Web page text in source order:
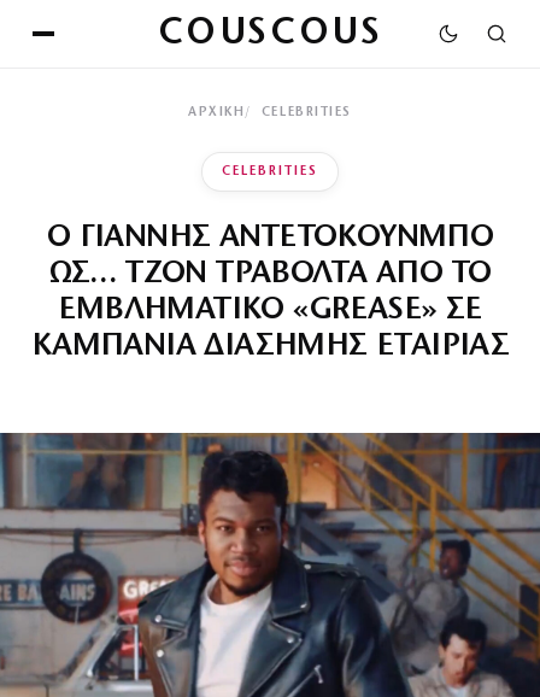
COUSCOUS
ΑΡΧΙΚΉ CELEBRITIES
CELEBRITIES
Ο ΓΙΑΝΝΗΣ ΑΝΤΕΤΟΚΟΥΝΜΠΟ
ΩΣ… ΤΖΟΝ ΤΡΑΒΟΛΤΑ ΑΠΟ ΤΟ
ΕΜΒΛΗΜΑΤΙΚΟ «GREASE» ΣΕ
ΚΑΜΠΑΝΙΑ ΔΙΑΣΗΜΗΣ ΕΤΑΙΡΙΑΣ